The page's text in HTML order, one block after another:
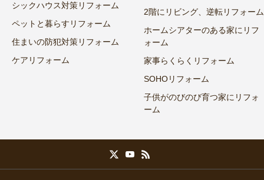
シックハウス対策リフォーム
ペットと暮らすリフォーム
住まいの防犯対策リフォーム
ケアリフォーム
2階にリビング、逆転リフォーム
ホームシアターのある家にリフ
ォーム
家事らくらくリフォーム
SOHOリフォーム
子供がのびのび育つ家にリフォ
ーム